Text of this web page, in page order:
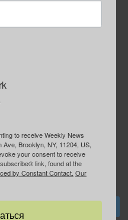
Группа “ИЩУ СОВЕТА”
ForumDaily
to receive Weekly News
Brooklyn, NY, 11204, US,
your consent to receive
link, found at the
by Constant Contact. Our